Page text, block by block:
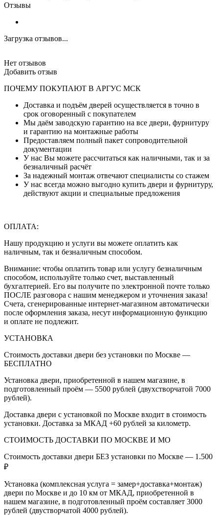
Отзывы
Загрузка отзывов...
Нет отзывов
Добавить отзыв
ПОЧЕМУ ПОКУПАЮТ В АРГУС МСК
Доставка и подъём дверей осуществляется в точно в
срок оговоренный с покупателем
Мы даём заводскую гарантию на все двери, фурнитуру
и гарантию на монтажные работы
Предоставляем полный пакет сопроводительной
документации
У нас Вы можете рассчитаться как наличными, так и за
безналичный расчёт
За надежный монтаж отвечают специалисты со стажем
У нас всегда можно выгодно купить двери и фурнитуру,
действуют акции и специальные предложения
ОПЛАТА:
Нашу продукцию и услуги вы можете оплатить как
наличным, так и безналичным способом.
Внимание: чтобы оплатить товар или услугу безналичным
способом, используйте только счет, выставленный
бухгалтерией. Его вы получите по электронной почте только
ПОСЛЕ разговора с нашим менеджером и уточнения заказа!
Счета, сгенерированные интернет-магазином автоматически
после оформления заказа, несут информационную функцию
и оплате не подлежит.
УСТАНОВКА
Стоимость доставки двери без установки по Москве —
БЕСПЛАТНО
Установка двери, приобретенной в нашем магазине, в
подготовленный проём — 5500 рублей (двухстворчатой 7000
рублей).
Доставка двери с установкой по Москве входит в стоимость
установки. Доставка за МКАД +60 рублей за километр.
СТОИМОСТЬ ДОСТАВКИ ПО МОСКВЕ И МО
Стоимость доставки двери БЕЗ установки по Москве — 1.500
₽
Установка (комплексная услуга = замер+доставка+монтаж)
двери по Москве и до 10 км от МКАД, приобретенной в
нашем магазине, в подготовленный проём составляет 3000
рублей (двустворчатой 4000 рублей).